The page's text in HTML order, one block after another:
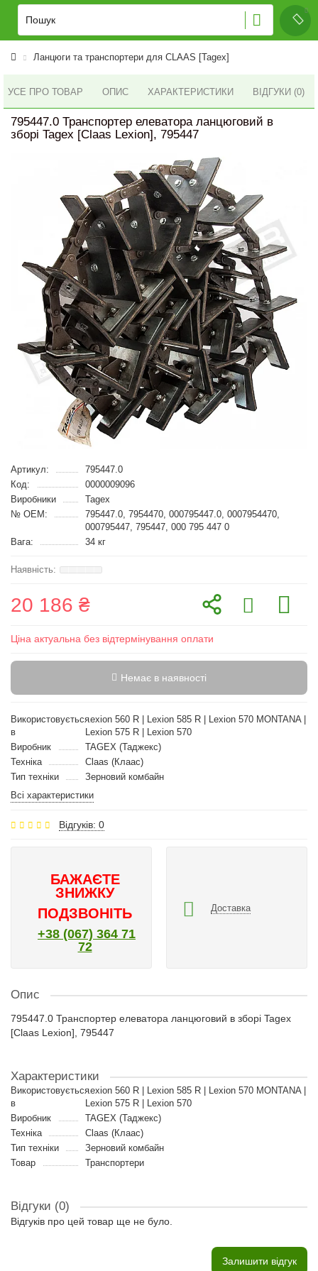
Ланцюги та транспортери для CLAAS [Tagex]
УСЕ ПРО ТОВАР ОПИС ХАРАКТЕРИСТИКИ ВІДГУКИ (0)
795447.0 Транспортер елеватора ланцюговий в
зборі Tagex [Claas Lexion], 795447
Артикул:
795447.0
Код:
0000009096
Виробники
Tagex
№ OEM:
795447.0, 7954470, 000795447.0, 0007954470,
000795447, 795447, 000 795 447 0
Вага:
34 кг
20 186 ₴
Ціна актуальна без відтермінування оплати
Немає в наявності
Використовується
в
Lexion 560 R | Lexion 585 R | Lexion 570 MONTANA |
Lexion 575 R | Lexion 570
Виробник
TAGEX (Таджекс)
Техніка
Claas (Клаас)
Тип техніки
Зерновий комбайн
Всі характеристики
Відгуків: 0
БАЖАЄТЕ
ЗНИЖКУ
ПОДЗВОНІТЬ
+38 (067) 364 71
72
Доставка
Опис
795447.0 Транспортер елеватора ланцюговий в зборі Tagex
[Claas Lexion], 795447
Характеристики
Використовується
в
Lexion 560 R | Lexion 585 R | Lexion 570 MONTANA |
Lexion 575 R | Lexion 570
Виробник
TAGEX (Таджекс)
Техніка
Claas (Клаас)
Тип техніки
Зерновий комбайн
Товар
Транспортери
Відгуки (0)
Відгуків про цей товар ще не було.
Залишити відгук